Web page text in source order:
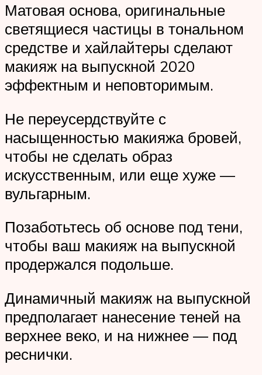
Матовая основа, оригинальные
светящиеся частицы в тональном
средстве и хайлайтеры сделают
макияж на выпускной 2020
эффектным и неповторимым.
Не переусердствуйте с
насыщенностью макияжа бровей,
чтобы не сделать образ
искусственным, или еще хуже —
вульгарным.
Позаботьтесь об основе под тени,
чтобы ваш макияж на выпускной
продержался подольше.
Динамичный макияж на выпускной
предполагает нанесение теней на
верхнее веко, и на нижнее — под
реснички.